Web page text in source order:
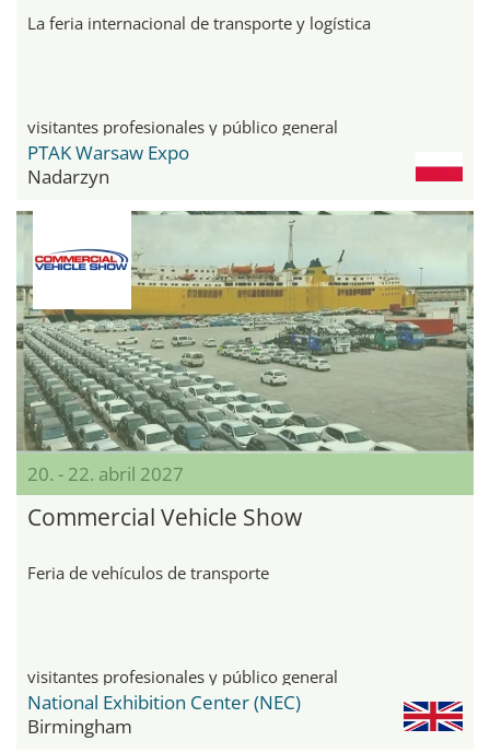
La feria internacional de transporte y logística
visitantes profesionales y público general
PTAK Warsaw Expo
Nadarzyn
20. - 22. abril 2027
Commercial Vehicle Show
Feria de vehículos de transporte
visitantes profesionales y público general
National Exhibition Center (NEC)
Birmingham